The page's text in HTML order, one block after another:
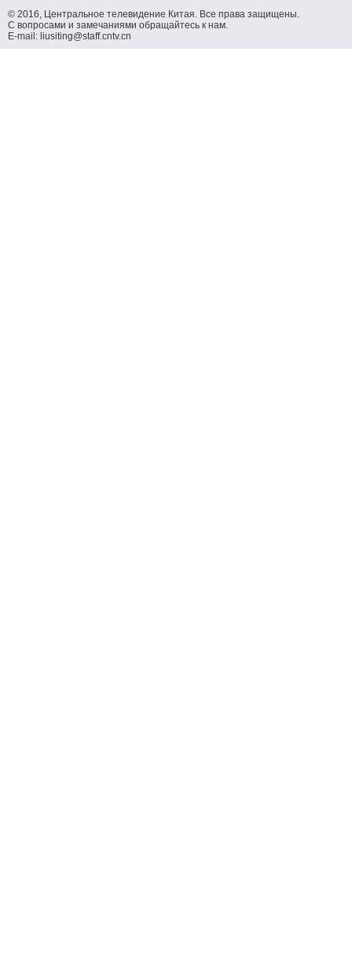
© 2016, Центральное телевидение Китая. Все права защищены.
С вопросами и замечаниями обращайтесь к нам.
E-mail: liusiting@staff.cntv.cn